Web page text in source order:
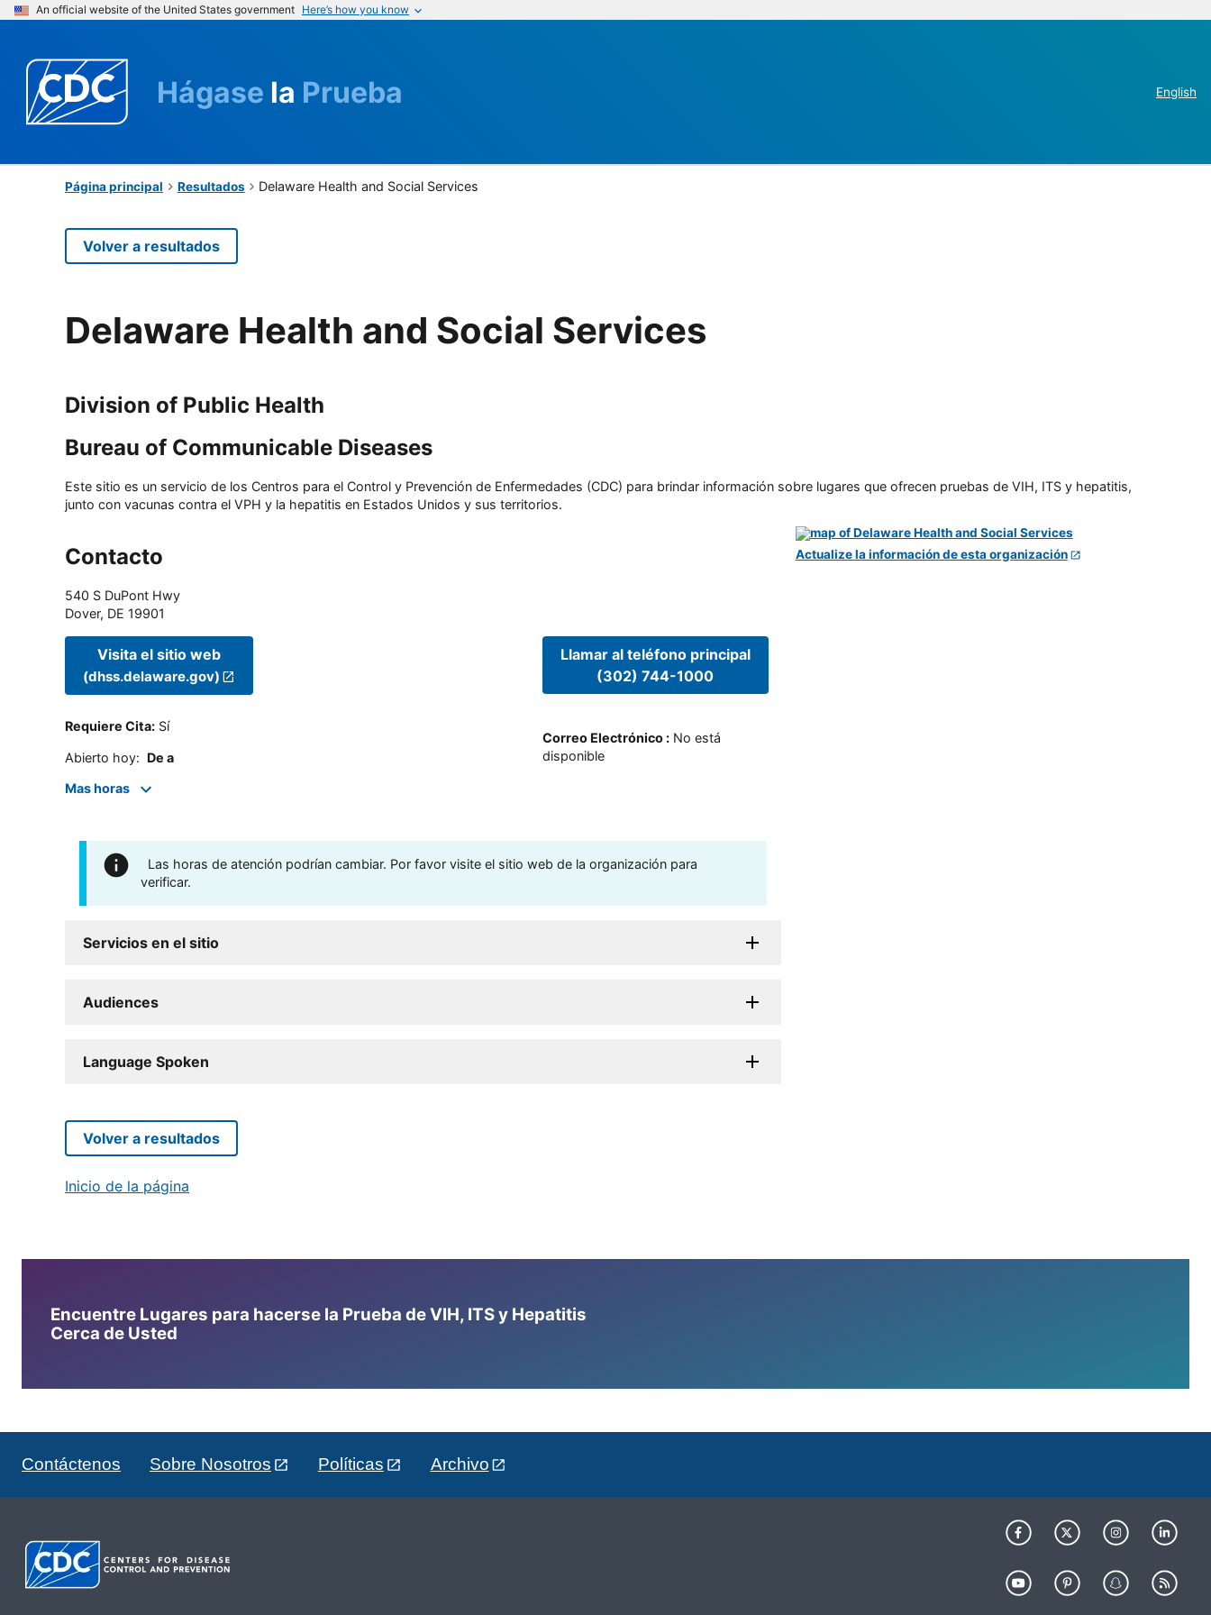
An official website of the United States government Here’s how you know
Hágase la Prueba English
Página principal Resultados Delaware Health and Social Services
Volver a resultados
Delaware Health and Social Services
Division of Public Health
Bureau of Communicable Diseases
Este sitio es un servicio de los Centros para el Control y Prevención de Enfermedades (CDC) para brindar información sobre lugares que ofrecen pruebas de VIH, ITS y hepatitis,
junto con vacunas contra el VPH y la hepatitis en Estados Unidos y sus territorios.
Contacto
540 S DuPont Hwy
Dover, DE 19901
Visita el sitio web
(dhss.delaware.gov)
Requiere Cita: Sí
Abierto hoy: De a
Mas horas
Llamar al teléfono principal
(302) 744-1000
Correo Electrónico: No está
disponible
Las horas de atención podrían cambiar. Por favor visite el sitio web de la organización para
verificar.
Servicios en el sitio
Audiences
Language Spoken
Actualize la información de esta organización
Volver a resultados
Inicio de la página
Encuentre Lugares para hacerse la Prueba de VIH, ITS y Hepatitis
Cerca de Usted
Contáctenos Sobre Nosotros Políticas Archivo